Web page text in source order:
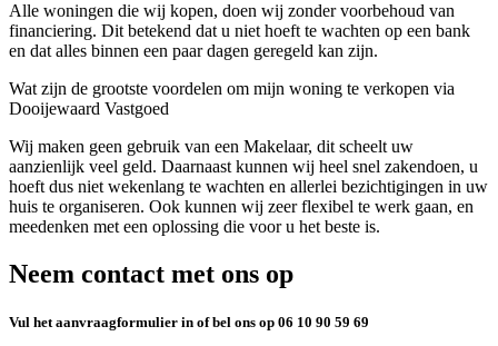
Alle woningen die wij kopen, doen wij zonder voorbehoud van
financiering. Dit betekend dat u niet hoeft te wachten op een bank
en dat alles binnen een paar dagen geregeld kan zijn.
Wat zijn de grootste voordelen om mijn woning te verkopen via
Dooijewaard Vastgoed
Wij maken geen gebruik van een Makelaar, dit scheelt uw
aanzienlijk veel geld. Daarnaast kunnen wij heel snel zakendoen, u
hoeft dus niet wekenlang te wachten en allerlei bezichtigingen in uw
huis te organiseren. Ook kunnen wij zeer flexibel te werk gaan, en
meedenken met een oplossing die voor u het beste is.
Neem contact met ons op
Vul het aanvraagformulier in of bel ons op 06 10 90 59 69